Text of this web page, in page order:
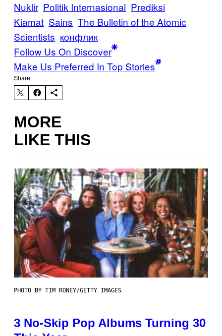
Nuklir Politik Internasional Prediksi
Kiamat Sains The Bulletin of the Atomic
Scientists конфлик
Follow Us On Discover
Make Us Preferred In Top Stories
Share:
MORE
LIKE THIS
PHOTO BY TIM RONEY/GETTY IMAGES
3 No-Skip Pop Albums Turning 30